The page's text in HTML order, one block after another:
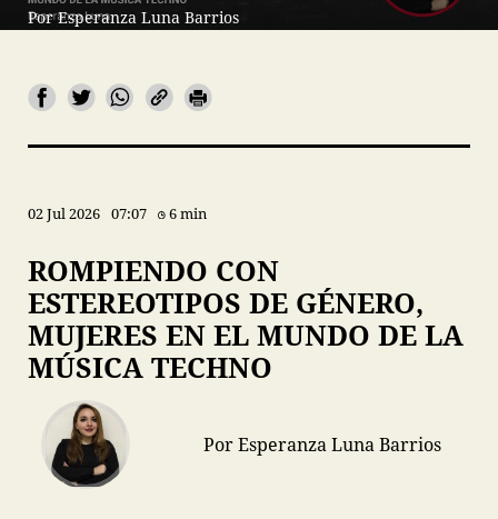
Por Esperanza Luna Barrios
02 Jul 2026 07:07 6 min
ROMPIENDO CON
ESTEREOTIPOS DE GÉNERO,
MUJERES EN EL MUNDO DE LA
MÚSICA TECHNO
Por Esperanza Luna Barrios